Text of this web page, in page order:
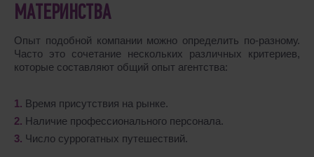
МАТЕРИНСТВА
Опыт подобной компании можно определить по-разному.
Часто это сочетание нескольких различных критериев,
которые составляют общий опыт агентства:
Время присутствия на рынке.
Наличие профессионального персонала.
Число суррогатных путешествий.